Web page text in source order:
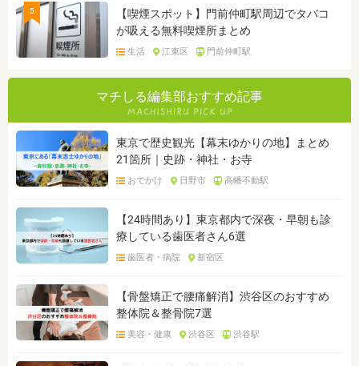
5
【喫煙スポット】門前仲町駅周辺でタバコ
が吸える無料喫煙所まとめ
生活 江東区 門前仲町駅
マチしる編集部おすすめ記事
東京で歴史観光【幕末ゆかりの地】まとめ
21箇所｜史跡・神社・お寺
おでかけ 日野市 高幡不動駅
【24時間あり】東京都内で深夜・早朝も診
療している歯医者さん6選
歯医者・病院 新宿区
【骨盤矯正で腰痛解消】渋谷区のおすすめ
整体院＆整骨院7選
美容・健康 渋谷区 渋谷駅